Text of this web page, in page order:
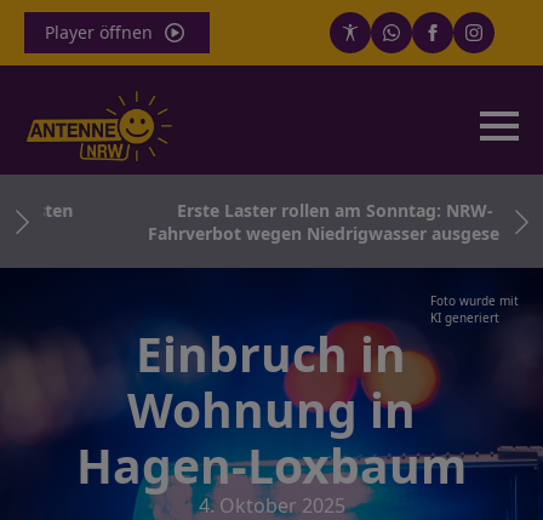
Player öffnen
Erste Laster rollen am Sonntag: NRW-
Fahrverbot wegen Niedrigwasser ausgesetzt
Foto wurde mit
KI generiert
Einbruch in
Wohnung in
Hagen-Loxbaum
4. Oktober 2025